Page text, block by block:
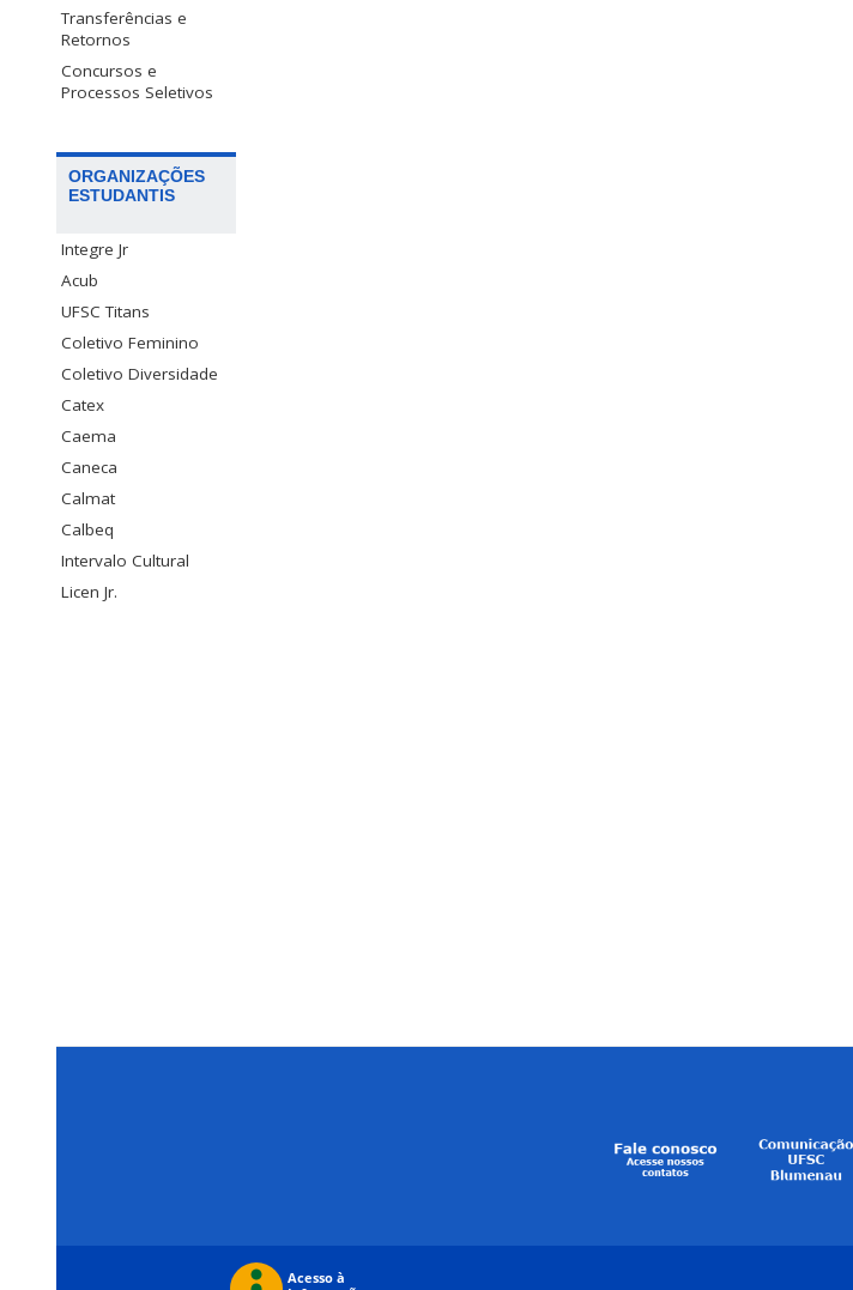
Transferências e
Retornos
Concursos e
Processos Seletivos
ORGANIZAÇÕES
ESTUDANTIS
Integre Jr
Acub
UFSC Titans
Coletivo Feminino
Coletivo Diversidade
Catex
Caema
Caneca
Calmat
Calbeq
Intervalo Cultural
Licen Jr.